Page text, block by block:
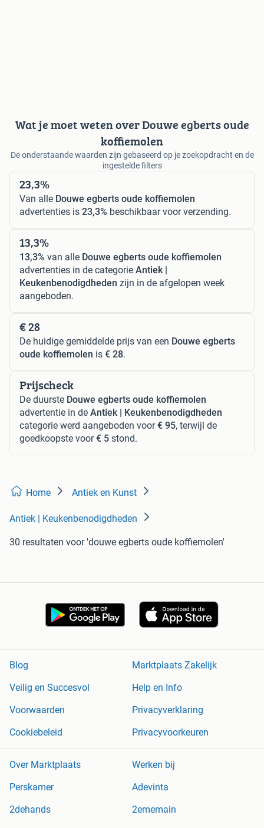
Wat je moet weten over Douwe egberts oude
koffiemolen
De onderstaande waarden zijn gebaseerd op je zoekopdracht en de
ingestelde filters
23,3%
Van alle Douwe egberts oude koffiemolen
advertenties is 23,3% beschikbaar voor verzending.
13,3%
13,3% van alle Douwe egberts oude koffiemolen
advertenties in de categorie Antiek |
Keukenbenodigdheden zijn in de afgelopen week
aangeboden.
€ 28
De huidige gemiddelde prijs van een Douwe egberts
oude koffiemolen is € 28.
Prijscheck
De duurste Douwe egberts oude koffiemolen
advertentie in de Antiek | Keukenbenodigdheden
categorie werd aangeboden voor€ 95, terwijl de
goedkoopste voor€ 5 stond.
Home Antiek en Kunst
Antiek | Keukenbenodigdheden
30 resultaten voor 'douwe egberts oude koffiemolen'
Blog
Marktplaats Zakelijk
Veilig en Succesvol
Help en Info
Voorwaarden
Privacyverklaring
Cookiebeleid
Privacyvoorkeuren
Over Marktplaats
Werken bij
Perskamer
Adevinta
2dehands
2ememain